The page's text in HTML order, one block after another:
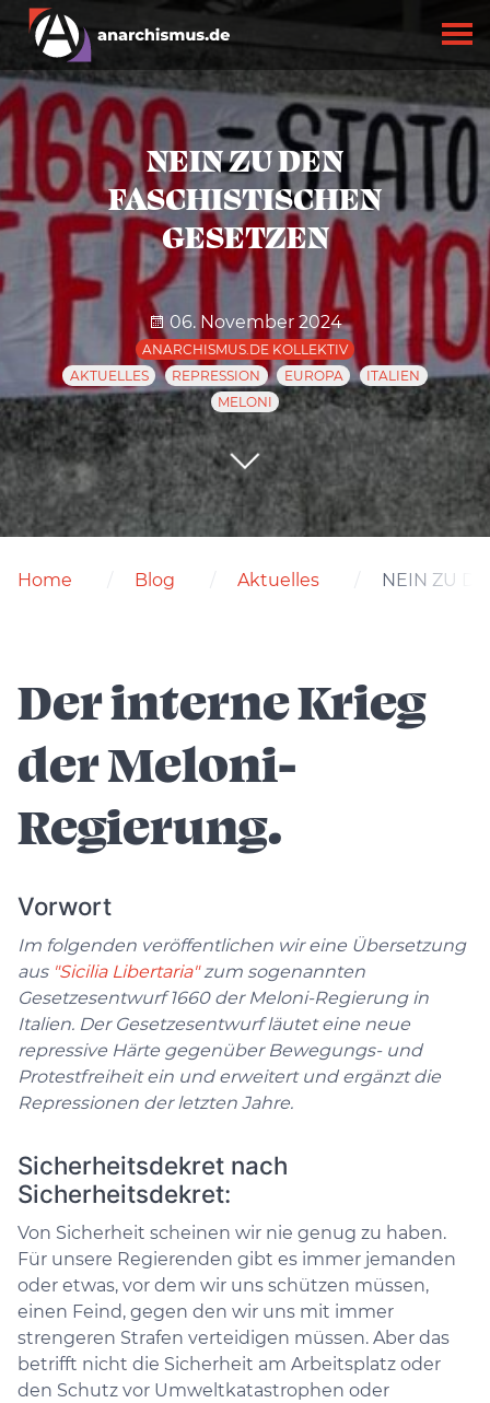
NEIN ZU DEN
FASCHISTISCHEN
GESETZEN
06. November 2024
ANARCHISMUS.DE KOLLEKTIV
AKTUELLES
REPRESSION EUROPA
ITALIEN
MELONI
Home Blog Aktuelles NEIN ZU
Der interne Krieg
der Meloni-
Regierung.
Vorwort
Im folgenden veröffentlichen wir eine Übersetzung
aus "Sicilia Libertaria"zum sogenannten
Gesetzesentwurf 1660 der Meloni-Regierung in
Italien. Der Gesetzesentwurf läutet eine neue
repressive Härte gegenüber Bewegungs- und
Protestfreiheit ein und erweitert und ergänzt die
Repressionen der letzten Jahre.
Sicherheitsdekret nach
Sicherheitsdekret:
Von Sicherheit scheinen wir nie genug zu haben.
Für unsere Regierenden gibt es immer jemanden
oder etwas, vor dem wir uns schützen müssen,
einen Feind, gegen den wir uns mit immer
strengeren Strafen verteidigen müssen. Aber das
betrifft nicht die Sicherheit am Arbeitsplatz oder
den Schutz vor Umweltkatastrophen oder